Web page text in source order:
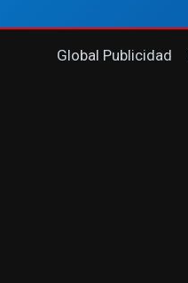
Global Publicidad